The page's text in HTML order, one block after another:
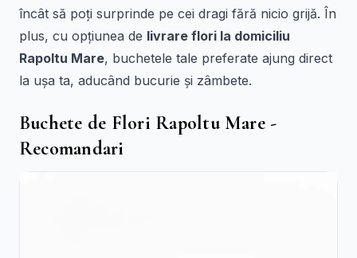
încât să poți surprinde pe cei dragi fără nicio grijă. În
plus, cu opțiunea de livrare flori la domiciliu
Rapoltu Mare, buchetele tale preferate ajung direct
la ușa ta, aducând bucurie și zâmbete.
Buchete de Flori Rapoltu Mare -
Recomandari